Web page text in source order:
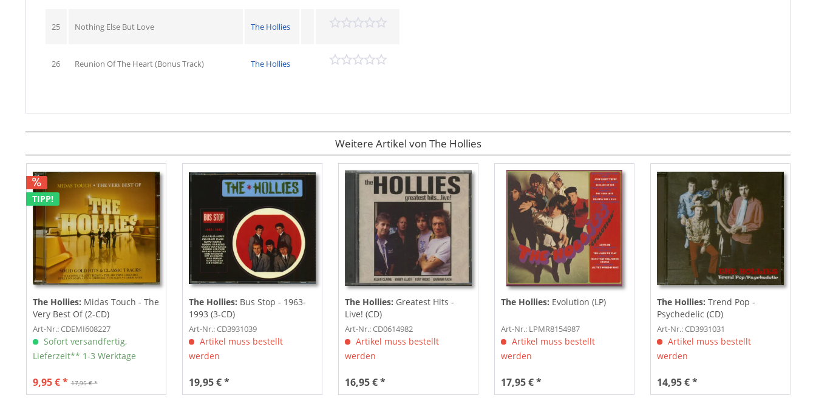
25 Nothing Else But Love The Hollies
26 Reunion Of The Heart (Bonus Track) The Hollies
Weitere Artikel von The Hollies
TIPP!
The Hollies: Midas Touch - The
Very Best Of (2-CD)
Art-Nr.: CDEMI608227
Sofort versandfertig,
Lieferzeit** 1-3 Werktage
17,95 € *
9,95 € *
The Hollies: Bus Stop - 1963-
1993 (3-CD)
Art-Nr.: CD3931039
Artikel muss bestellt
werden
19,95 € *
The Hollies: Greatest Hits -
Live! (CD)
Art-Nr.: CD0614982
Artikel muss bestellt
werden
16,95 € *
The Hollies: Evolution (LP)
Art-Nr.: LPMR8154987
Artikel muss bestellt
werden
17,95 € *
The Hollies: Trend Pop -
Psychedelic (CD)
Art-Nr.: CD3931031
Artikel muss bestellt
werden
14,95 € *